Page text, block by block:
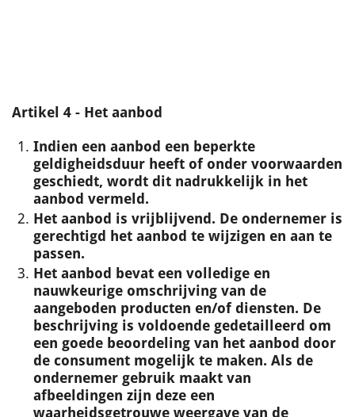
Artikel 4 - Het aanbod
Indien een aanbod een beperkte
geldigheidsduur heeft of onder voorwaarden
geschiedt, wordt dit nadrukkelijk in het
aanbod vermeld.
Het aanbod is vrijblijvend. De ondernemer is
gerechtigd het aanbod te wijzigen en aan te
passen.
Het aanbod bevat een volledige en
nauwkeurige omschrijving van de
aangeboden producten en/of diensten. De
beschrijving is voldoende gedetailleerd om
een goede beoordeling van het aanbod door
de consument mogelijk te maken. Als de
ondernemer gebruik maakt van
afbeeldingen zijn deze een
waarheidsgetrouwe weergave van de